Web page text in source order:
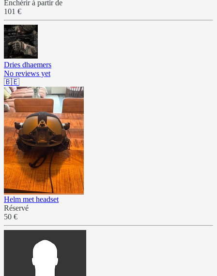
Enchérir à partir de
101 €
Dries dhaemers
No reviews yet
🇧🇪
Helm met headset
Réservé
50 €